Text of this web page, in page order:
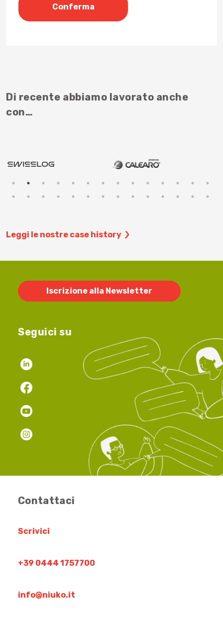
Di recente abbiamo lavorato anche
con…
Leggi le nostre case history
Iscrizione alla Newsletter
Seguici su
Contattaci
Scrivici
+39 0444 1757700
info@niuko.it